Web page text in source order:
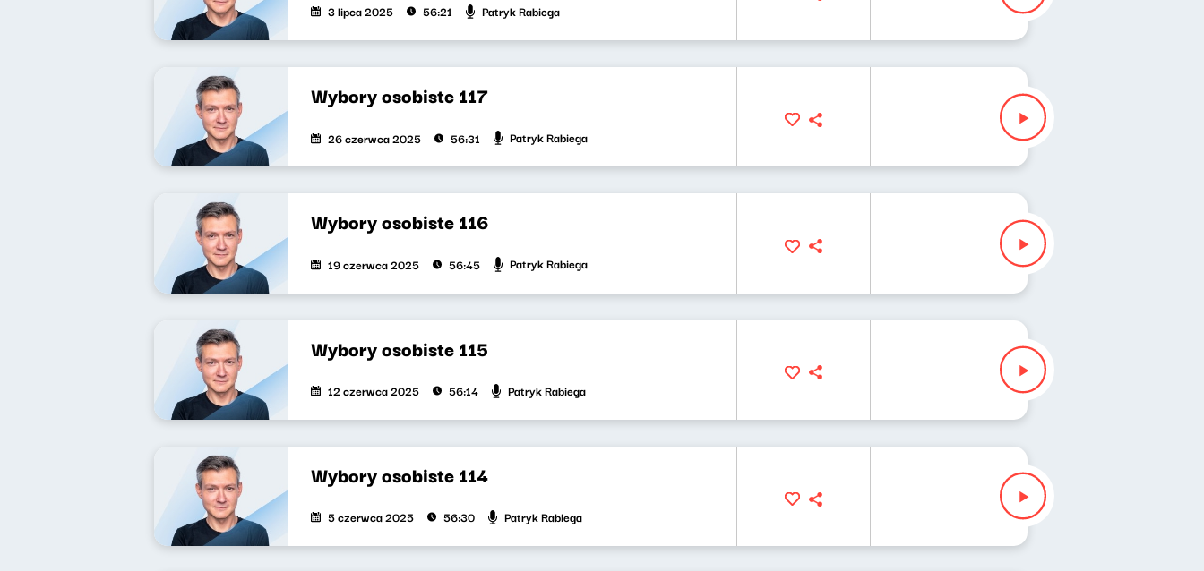
3 lipca 2025 56:21 Patryk Rabiega
Wybory osobiste 117
26 czerwca 2025 56:31 Patryk Rabiega
Wybory osobiste 116
19 czerwca 2025 56:45 Patryk Rabiega
Wybory osobiste 115
12 czerwca 2025 56:14 Patryk Rabiega
Wybory osobiste 114
5 czerwca 2025 56:30 Patryk Rabiega